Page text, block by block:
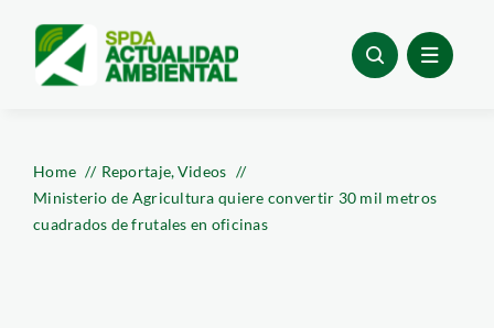
content
Home Reportaje Videos
Ministerio de Agricultura quiere convertir 30 mil metros
cuadrados de frutales en oficinas